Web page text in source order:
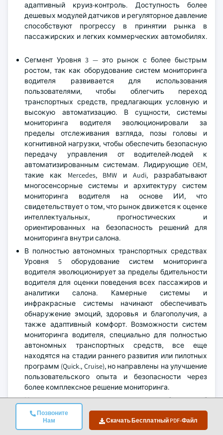
Позвоните
Нам
Скачать Бесплатный PDF-Файл
адаптивный круиз-контроль. Доступность более
дешевых модулей датчиков и регуляторное давление
способствуют прогрессу в принятии рынка в
пассажирских и легких коммерческих автомобилях.
Сегмент Уровня 3 — это рынок с более быстрым
ростом, так как оборудование систем мониторинга
водителя развивается для использования
пользователями, чтобы облегчить переход
транспортных средств, предлагающих условную и
высокую автоматизацию. В сущности, системы
мониторинга водителя эволюционировали за
пределы отслеживания взгляда, позы головы и
когнитивной нагрузки, чтобы обеспечить безопасную
передачу управления от водителей-людей к
автоматизированным системам. Лидирующие OEM,
такие как Mercedes, BMW и Audi, разрабатывают
многосенсорные системы и архитектуру систем
мониторинга водителя на основе ИИ, что
свидетельствует о том, что рынок движется к оценке
интеллектуальных, прогностических и
ориентированных на безопасность решений для
мониторинга внутри салона.
В полностью автономных транспортных средствах
Уровня 5 оборудование систем мониторинга
водителя эволюционирует за пределы бдительности
водителя для оценки поведения всех пассажиров и
аналитики салона. Камерные системы и
инфракрасные системы начинают обеспечивать
обнаружение эмоций, здоровья и благополучия, а
также адаптивный комфорт. Возможности систем
мониторинга водителя, специально для полностью
автономных транспортных средств, все еще
находятся на стадии раннего развития или пилотных
программ (Quick., Cruise), но направлены на улучшение
пользовательского опыта и безопасности через
более комплексное решение мониторинга.
Например, в апреле 2025 года Waymo объявила об
установке своего последнего парка роботакси в
Финиксе и впоследствии включила несколько камер
мониторинга пассажиров и датчиков окружающей